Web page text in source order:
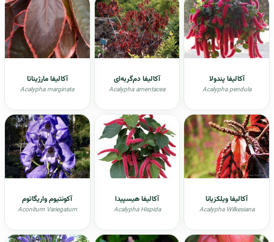
آکالیفا پندولا
Acalypha pendula
آکالیفا دم‌گربه‌ای
Acalypha amentacea
آکالیفا مارژیناتا
Acalypha marginata
آکالیفا ویلکزیانا
Acalypha Wilkesiana
آکالیفا هیسپیدا
Acalypha Hispida
آکونتیوم واریگاتوم
Aconitum Variegatum